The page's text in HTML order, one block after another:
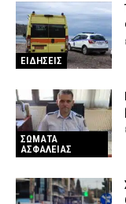
ΕΙΔΗΣΕΙΣ
ΣΩΜΑΤΑ
ΑΣΦΑΛΕΙΑΣ